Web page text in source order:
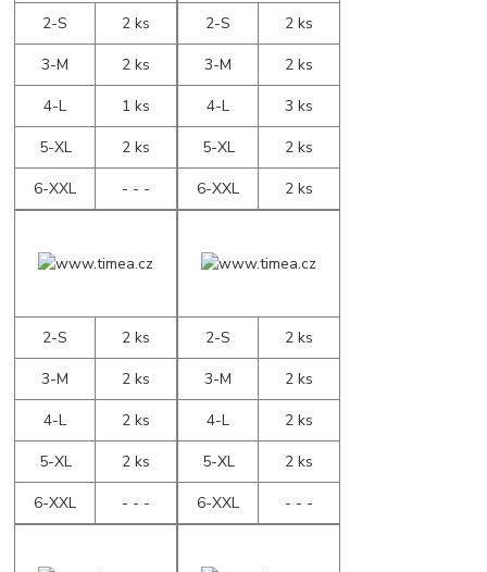
2-S
2 ks
3-M
2 ks
4-L
1 ks
5-XL
2 ks
6-XXL
- - -
2-S
2 ks
3-M
2 ks
4-L
3 ks
5-XL
2 ks
6-XXL
2 ks
2-S
2 ks
3-M
2 ks
4-L
2 ks
5-XL
2 ks
6-XXL
- - -
2-S
2 ks
3-M
2 ks
4-L
2 ks
5-XL
2 ks
6-XXL
- - -